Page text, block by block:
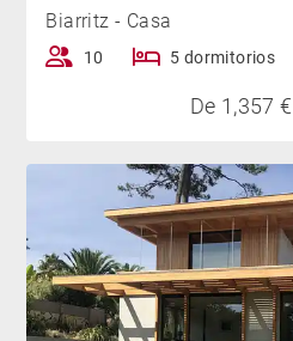
Biarritz - Casa
10 5 dormitorios
De 1,357